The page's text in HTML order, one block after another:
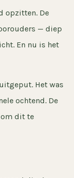
opzitten. De
— diep
En nu is het
Het was
ochtend. De
dit te